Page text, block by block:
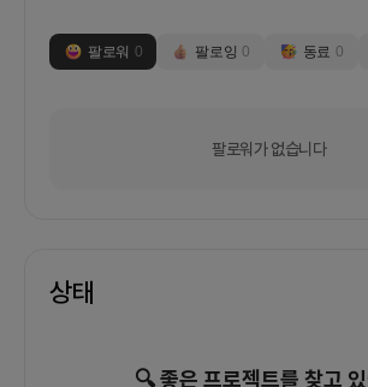
팔로워 0 팔로잉 0 동료 0
팔로워가 없습니다
상태
🔍 좋은 프로젝트를 찾고